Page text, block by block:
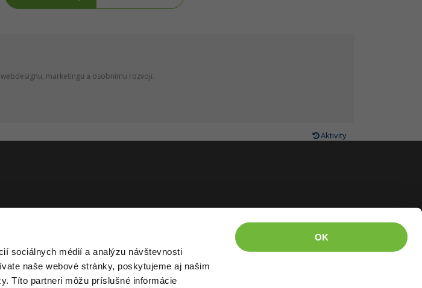
sociálnych médií a analýzu návštevnosti
naše webové stránky, poskytujeme aj našim
Títo partneri môžu príslušné informácie
OK
marketingu a osobnímu rozvoji.
Aktivity